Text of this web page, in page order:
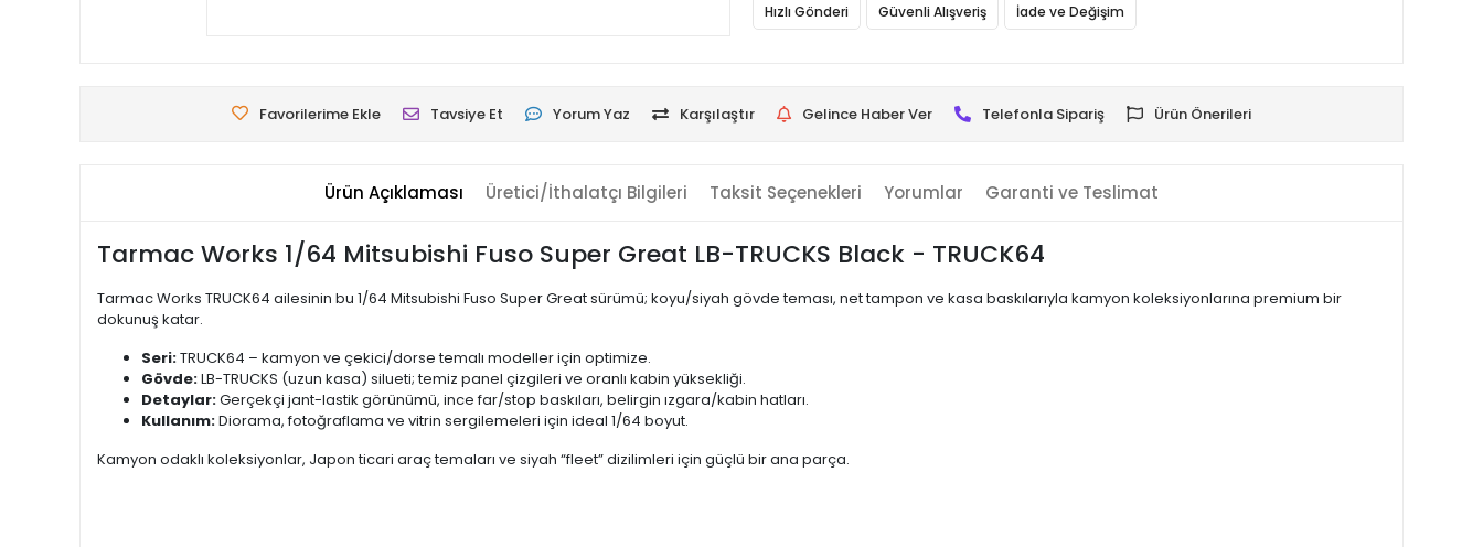
Hızlı Gönderi Güvenli Alışveriş İade ve Değişim
Favorilerime Ekle Tavsiye Et Yorum Yaz Karşılaştır Gelince Haber Ver Telefonla Sipariş Ürün Önerileri
Ürün Açıklaması Üretici/İthalatçı Bilgileri Taksit Seçenekleri Yorumlar Garanti ve Teslimat
Tarmac Works 1/64 Mitsubishi Fuso Super Great LB-TRUCKS Black - TRUCK64
Tarmac Works TRUCK64 ailesinin bu 1/64 Mitsubishi Fuso Super Great sürümü; koyu/siyah gövde teması, net tampon ve kasa baskılarıyla kamyon koleksiyonlarına premium bir
dokunuş katar.
Seri:TRUCK64 – kamyon ve çekici/dorse temalı modeller için optimize.
Gövde:LB-TRUCKS (uzun kasa) silueti; temiz panel çizgileri ve oranlı kabin yüksekliği.
Detaylar:Gerçekçi jant-lastik görünümü, ince far/stop baskıları, belirgin ızgara/kabin hatları.
Kullanım:Diorama, fotoğraflama ve vitrin sergilemeleri için ideal 1/64 boyut.
Kamyon odaklı koleksiyonlar, Japon ticari araç temaları ve siyah “fleet” dizilimleri için güçlü bir ana parça.